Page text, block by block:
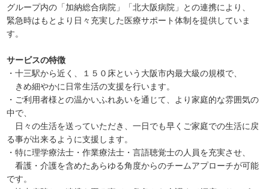
グループ内の「加納総合病院」「北大阪病院」との連携により、
緊急時はもとより日々充実した医療サポート体制を提供していま
す。
サービスの特徴
・十三駅から近く、１５０床という大阪市内最大級の規模で、
きめ細やかに日常生活の支援を行います。
・ご利用者様との温かいふれあいを通じて、より家庭的な雰囲気の
中で、
日々の生活を送っていただき、一日でも早くご家庭での生活に戻
る事が出来るように支援します。
・特に理学療法士・作業療法士・言語聴覚士の人員を充実させ、
看護・介護を含めたあらゆる角度からのチームアプローチが可能
です。